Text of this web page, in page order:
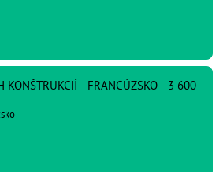
KONŠTRUKCIÍ - FRANCÚZSKO - 3 600